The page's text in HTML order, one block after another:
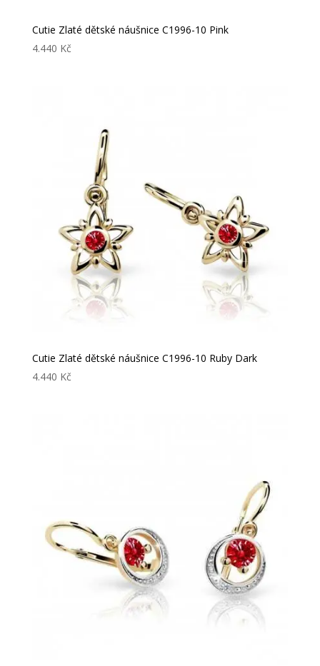
Cutie Zlaté dětské náušnice C1996-10 Pink
4.440 Kč
Cutie Zlaté dětské náušnice C1996-10 Ruby Dark
4.440 Kč